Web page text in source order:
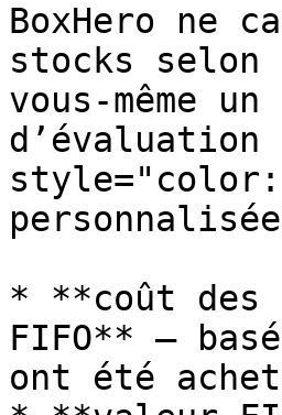
BoxHero ne
stocks selon
vous-même
d’évaluation
* **coût des
FIFO** —
ont été